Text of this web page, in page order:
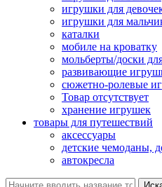
игрушки для
игрушки для
каталки
мобиле на кроватку
мольберты/доски
развивающие
сюжетно-ролевые
Товар отсутствует
хранение игрушек
товары для путешествий
аксессуары
детские чемоданы,
автокресла